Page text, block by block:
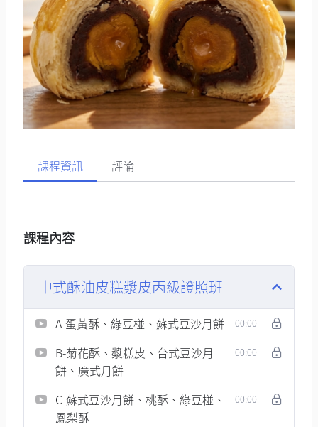
課程資訊 評論
課程內容
中式酥油皮糕漿皮丙級證照班
A-蛋黃酥、綠豆椪、蘇式豆沙月餅 00:00
B-菊花酥、漿糕皮、台式豆沙月
餅、廣式月餅
00:00
C-蘇式豆沙月餅、桃酥、綠豆椪、
鳳梨酥
00:00